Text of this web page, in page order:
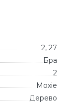
2, 27
Бра
2
Moxie
Дерево